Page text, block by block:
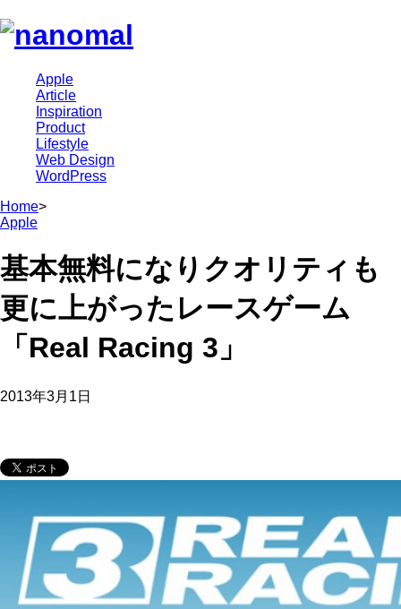
Apple
Article
Inspiration
Product
Lifestyle
Web Design
WordPress
Home>
Apple
基本無料になりクオリティも
更に上がったレースゲーム
「Real Racing 3」
2013年3月1日